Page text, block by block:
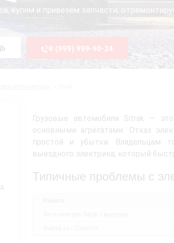
купим и привезём запчасти,
8 (999) 999-90-24
Грузовые автомобили Sitrak —
основными агрегатами. Отказ
простой и убытки. Владельцам
выездного электрика, который
Типичные проблемы с